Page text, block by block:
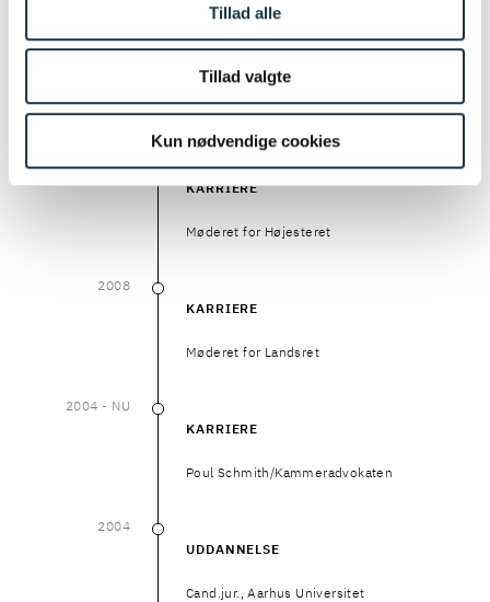
Tillad alle
Tillad valgte
Kun nødvendige cookies
2017- NU
UDDANNELSE
Advokaternes Procedøruddannelse
2014
KARRIERE
Møderet for Højesteret
2008
KARRIERE
Møderet for Landsret
2004 - NU
KARRIERE
Poul Schmith/Kammeradvokaten
2004
UDDANNELSE
Cand.jur., Aarhus Universitet